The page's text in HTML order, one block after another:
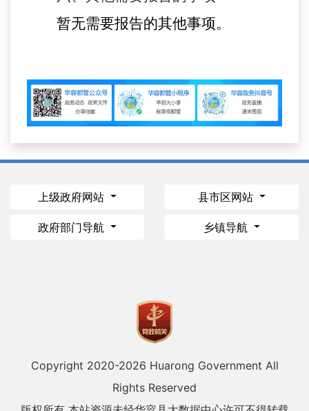
暂无需要报告的其他事项。
上级政府网站 县市区网站
政府部门导航 乡镇导航
Copyright 2020-2026 Huarong Government All
Rights Reserved